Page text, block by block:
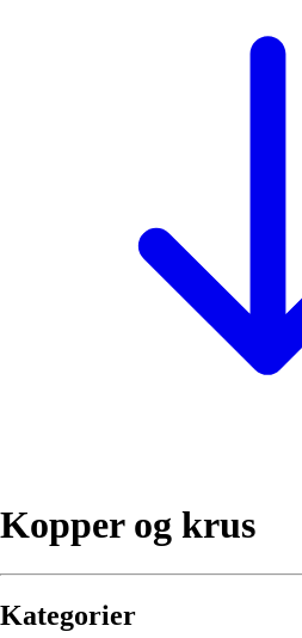
Kopper og krus
Kategorier